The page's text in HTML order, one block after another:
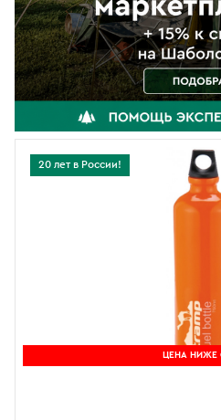
20 лет в России!
ЦЕНА НИЖЕ